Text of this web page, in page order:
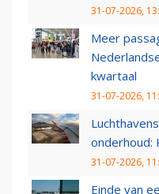
31-07-2026,
Meer
kwartaal
31-07-2026,
onderhoud:
31-07-2026,
Einde van